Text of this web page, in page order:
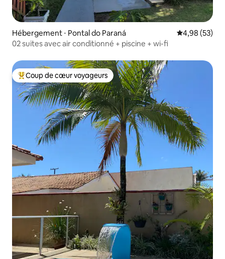
Hébergement ⋅ Pontal do Paraná Évaluation
4,98 (53)
02 suites avec air conditionné + piscine + wi-fi
Coups de cœur voyageurs les plus appréciés
Coup de cœur voyageurs